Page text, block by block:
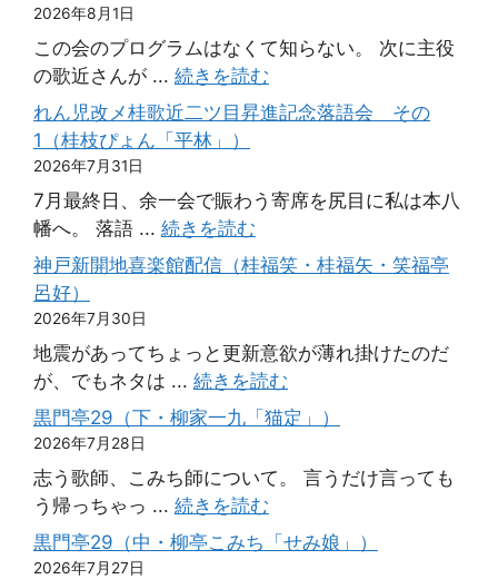
2026年8月1日
この会のプログラムはなくて知らない。 次に主役
の歌近さんが ... 続きを読む
れん児改メ桂歌近二ツ目昇進記念落語会 その
1（桂枝ぴょん「平林」）
2026年7月31日
7月最終日、余一会で賑わう寄席を尻目に私は本八
幡へ。 落語 ... 続きを読む
神戸新開地喜楽館配信（桂福笑・桂福矢・笑福亭
呂好）
2026年7月30日
地震があってちょっと更新意欲が薄れ掛けたのだ
が、でもネタは ... 続きを読む
黒門亭29（下・柳家一九「猫定」）
2026年7月28日
志う歌師、こみち師について。 言うだけ言っても
う帰っちゃっ ... 続きを読む
黒門亭29（中・柳亭こみち「せみ娘」）
2026年7月27日